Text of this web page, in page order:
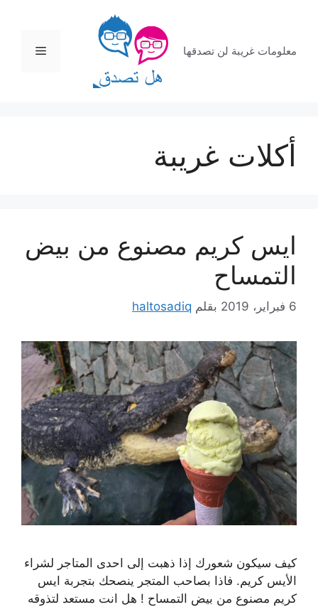
المحتوى
معلومات غريبة لن تصدقها القائمة
أكلات غريبة
ايس كريم مصنوع من بيض
التمساح
6 فبراير، 2019 بقلم haltosadiq
كيف سيكون شعورك إذا ذهبت إلى احدى المتاجر لشراء
الأيس كريم. فاذا بصاحب المتجر ينصحك بتجربة ايس
كريم مصنوع من بيض التمساح ! هل انت مستعد لتذوقه